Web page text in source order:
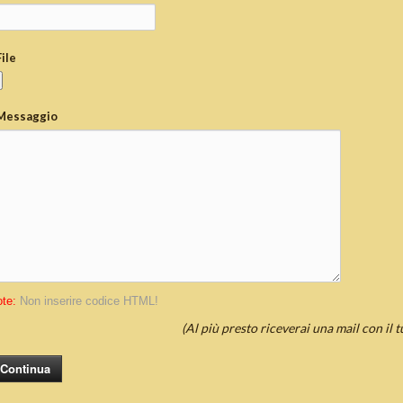
Non inserire codice HTML!
(Al più presto riceverai una mail con il
Continua